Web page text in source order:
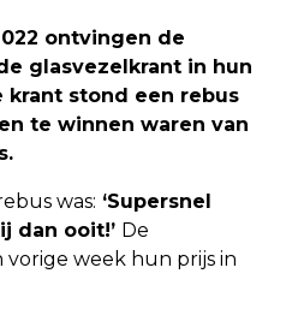
ontvingen de
glasvezelkrant in hun
krant stond een rebus
te winnen waren van
was: ‘Supersnel
dan ooit!’ De
vorige week hun prijs in